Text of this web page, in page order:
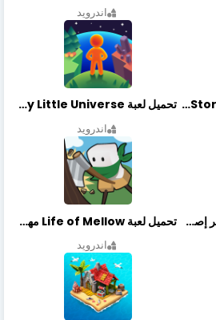
اندرويد
تحميل لعبة Retail Store Simulator مهكرة اخر اصدار تحميل لعبة My Little Universe مهكرة أخر إصدار
اندرويد
تحميل تطبيق FilmPlus أخر إصدار تحميل لعبة Life of Mellow مهكرة أخر إصدار
اندرويد